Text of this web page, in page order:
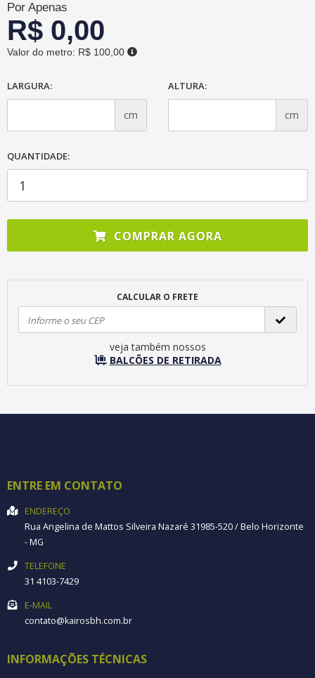
Por Apenas
R$ 0,00
Valor do metro: R$ 100,00
LARGURA:
cm
ALTURA:
cm
QUANTIDADE:
COMPRAR AGORA
CALCULAR O FRETE
veja também nossos
BALCÕES DE RETIRADA
ENTRE EM CONTATO
ENDEREÇO
Rua Angelina de Mattos Silveira Nazaré 31985-520/Belo Horizonte
- MG
TELEFONE
31 4103-7429
E-MAIL
contato@kairosbh.com.br
INFORMAÇÕES TÉCNICAS